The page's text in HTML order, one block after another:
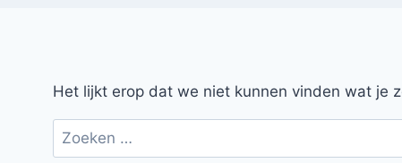
Het lijkt erop dat we niet kunnen vinden wat je
Zoeken
naar: